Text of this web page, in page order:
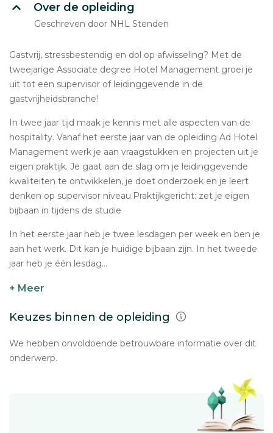
Over de opleiding
Geschreven door NHL Stenden
Gastvrij, stressbestendig en dol op afwisseling? Met de
tweejarige Associate degree Hotel Management groei je
uit tot een supervisor of leidinggevende in de
gastvrijheidsbranche!
In twee jaar tijd maak je kennis met alle aspecten van de
hospitality. Vanaf het eerste jaar van de opleiding Ad Hotel
Management werk je aan vraagstukken en projecten uit je
eigen praktijk. Je gaat aan de slag om je leidinggevende
kwaliteiten te ontwikkelen, je doet onderzoek en je leert
denken op supervisor niveau.Praktijkgericht: zet je eigen
bijbaan in tijdens de studie
In het eerste jaar heb je twee lesdagen per week en ben je
aan het werk. Dit kan je huidige bijbaan zijn. In het tweede
jaar heb je één lesdag...
+ Meer
Keuzes binnen de opleiding
We hebben onvoldoende betrouwbare informatie over dit
onderwerp.